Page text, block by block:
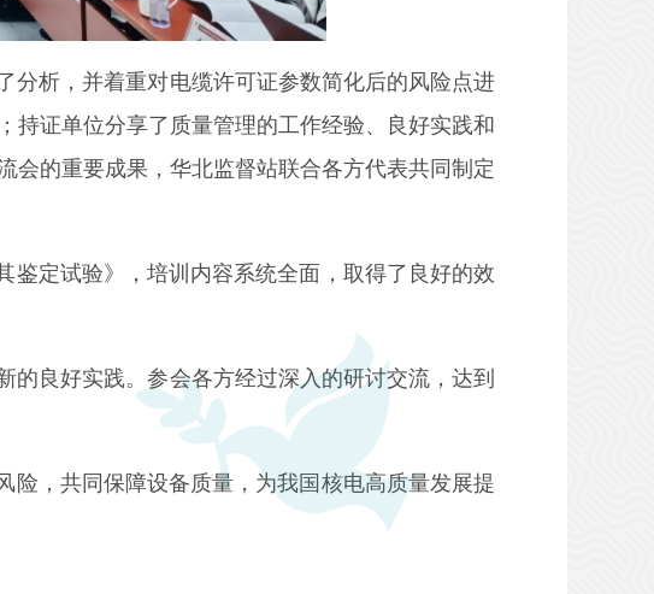
分析，并着重对电缆许可证参数简化后的风险点进
持证单位分享了质量管理的工作经验、良好实践和
会的重要成果，华北监督站联合各方代表共同制定
定试验》，培训内容系统全面，取得了良好的效
良好实践。参会各方经过深入的研讨交流，达到
险，共同保障设备质量，为我国核电高质量发展提